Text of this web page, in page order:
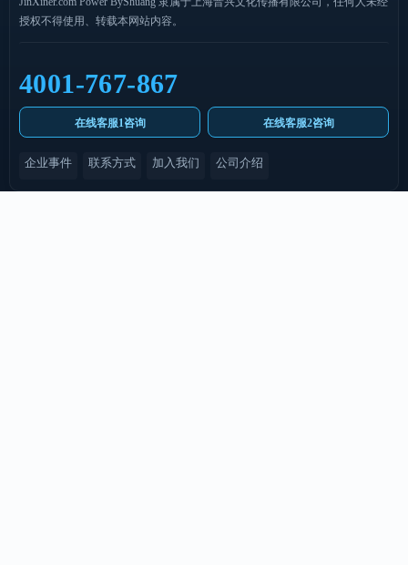
授权不得使用、转载本网站内容。
4001-767-867
在线客服1咨询 在线客服2咨询
企业事件 联系方式 加入我们 公司介绍